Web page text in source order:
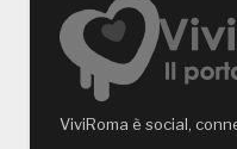
ViviRoma è social,